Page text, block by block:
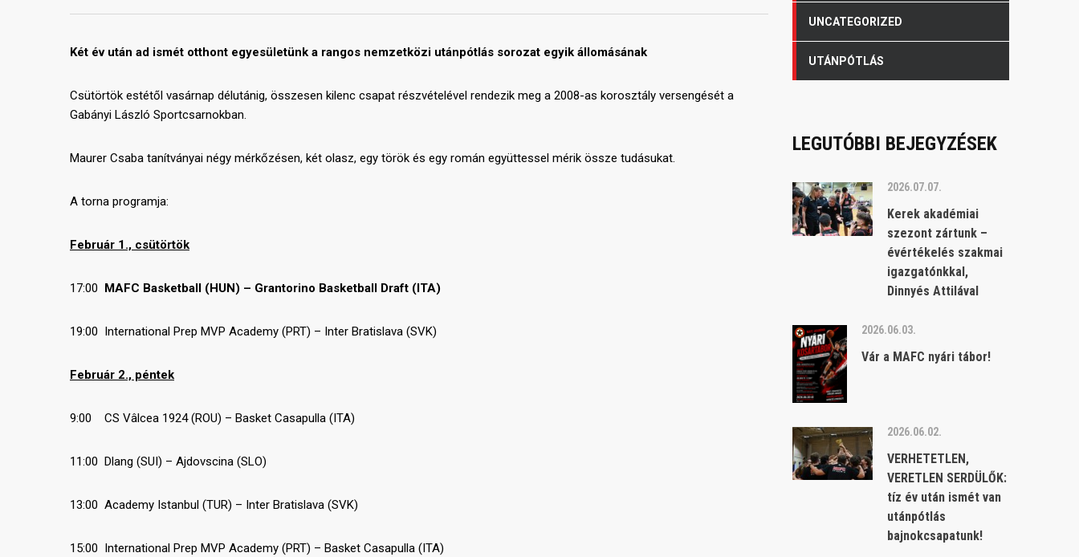
Két év után ad ismét otthont egyesületünk a rangos nemzetközi utánpótlás sorozat egyik állomásának
Csütörtök estétől vasárnap délutánig, összesen kilenc csapat részvételével rendezik meg a 2008-as korosztály versengését a
Gabányi László Sportcsarnokban.
Maurer Csaba tanítványai négy mérkőzésen, két olasz, egy török és egy román együttessel mérik össze tudásukat.
A torna programja:
Február 1., csütörtök
17:00 MAFC Basketball (HUN) – Grantorino Basketball Draft (ITA)
19:00 International Prep MVP Academy (PRT) – Inter Bratislava (SVK)
Február 2., péntek
9:00 CS Vâlcea 1924 (ROU) – Basket Casapulla (ITA)
11:00 Dlang (SUI) – Ajdovscina (SLO)
13:00 Academy Istanbul (TUR) – Inter Bratislava (SVK)
15:00 International Prep MVP Academy (PRT) – Basket Casapulla (ITA)
UNCATEGORIZED
UTÁNPÓTLÁS
LEGUTÓBBI BEJEGYZÉSEK
2026.07.07.
Kerek akadémiai
szezont zártunk –
évértékelés szakmai
igazgatónkkal,
Dinnyés Attilával
2026.06.03.
Vár a MAFC nyári tábor!
2026.06.02.
VERHETETLEN,
VERETLEN SERDÜLŐK:
tíz év után ismét van
utánpótlás
bajnokcsapatunk!